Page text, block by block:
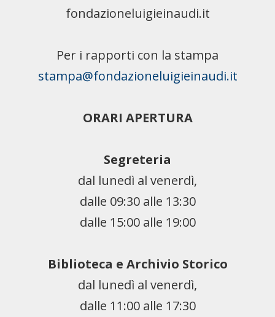
fondazioneluigieinaudi.it
Per i rapporti con la stampa
stampa@fondazioneluigieinaudi.it
ORARI APERTURA
Segreteria
dal lunedì al venerdì,
dalle 09:30 alle 13:30
dalle 15:00 alle 19:00
Biblioteca e Archivio Storico
dal lunedì al venerdì,
dalle 11:00 alle 17:30